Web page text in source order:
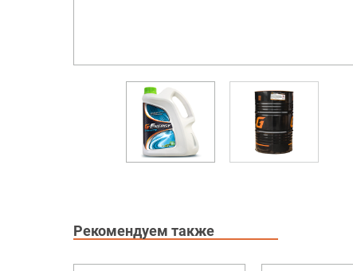
Рекомендуем также